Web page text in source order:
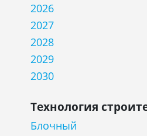
2026
2027
2028
2029
2030
Технология
Блочный